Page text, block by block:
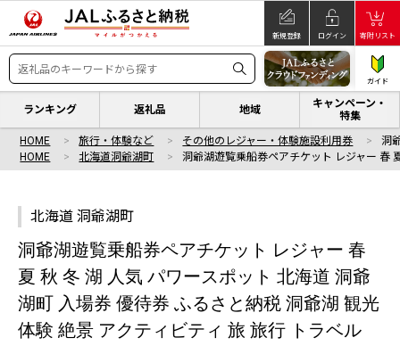
新規登録 ログイン 寄附リスト
ガイド
ランキング 返礼品 地域
キャンペーン・
特集
HOME 旅行・体験など その他のレジャー・体験施設利用券
洞
HOME
北海道洞爺湖町 洞爺湖遊覧乗船券ペアチケット レジャー 春
北海道 洞爺湖町
洞爺湖遊覧乗船券ペアチケット レジャー 春
夏 秋 冬 湖 人気 パワースポット 北海道 洞爺
湖町 入場券 優待券 ふるさと納税 洞爺湖 観光
体験 絶景 アクティビティ 旅 旅行 トラベル